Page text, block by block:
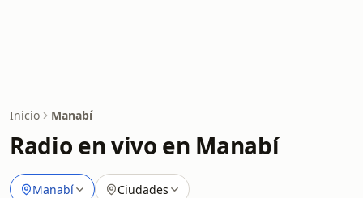
Inicio Manabí
Radio en vivo en Manabí
Manabí Ciudades